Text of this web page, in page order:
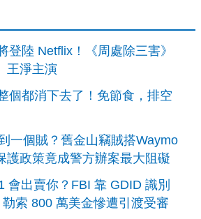
登陸 Netflix！《周處除三害》
王淨主演
個都消下去了！免節食，排空
一個賊？舊金山竊賊搭Waymo
護政策竟成警方辦案最大阻礙
會出賣你？FBI 靠 GDID 識別
索 800 萬美金慘遭引渡受審